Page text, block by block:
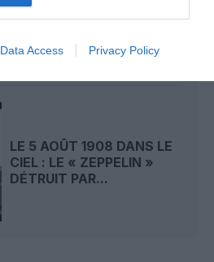
Data Access Privacy Policy
CIEL : ROGER SOMMER
LE 5 AOÛT 1908 DANS LE
CIEL : LE « ZEPPELIN »
DÉTRUIT PAR...